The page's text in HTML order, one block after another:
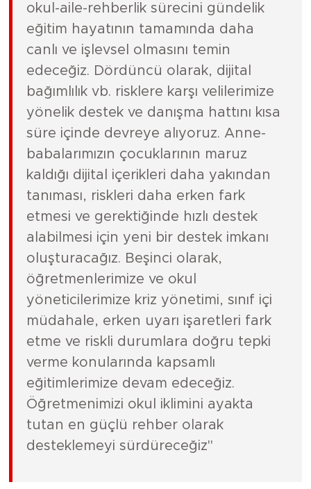
okul-aile-rehberlik sürecini gündelik
eğitim hayatının tamamında daha
canlı ve işlevsel olmasını temin
edeceğiz. Dördüncü olarak, dijital
bağımlılık vb. risklere karşı velilerimize
yönelik destek ve danışma hattını kısa
süre içinde devreye alıyoruz. Anne-
babalarımızın çocuklarının maruz
kaldığı dijital içerikleri daha yakından
tanıması, riskleri daha erken fark
etmesi ve gerektiğinde hızlı destek
alabilmesi için yeni bir destek imkanı
oluşturacağız. Beşinci olarak,
öğretmenlerimize ve okul
yöneticilerimize kriz yönetimi, sınıf içi
müdahale, erken uyarı işaretleri fark
etme ve riskli durumlara doğru tepki
verme konularında kapsamlı
eğitimlerimize devam edeceğiz.
Öğretmenimizi okul iklimini ayakta
tutan en güçlü rehber olarak
desteklemeyi sürdüreceğiz"